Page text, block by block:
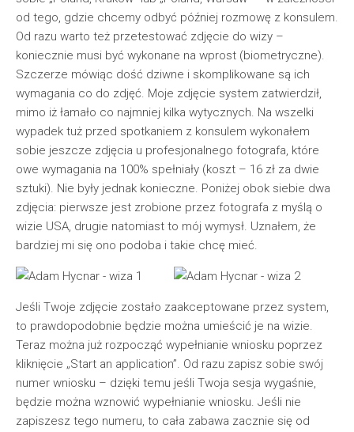
od tego, gdzie chcemy odbyć później rozmowę z konsulem.
Od razu warto też przetestować zdjęcie do wizy –
koniecznie musi być wykonane na wprost (biometryczne).
Szczerze mówiąc dość dziwne i skomplikowane są ich
wymagania co do zdjęć. Moje zdjęcie system zatwierdził,
mimo iż łamało co najmniej kilka wytycznych. Na wszelki
wypadek tuż przed spotkaniem z konsulem wykonałem
sobie jeszcze zdjęcia u profesjonalnego fotografa, które
owe wymagania na 100% spełniały (koszt – 16 zł za dwie
sztuki). Nie były jednak konieczne. Poniżej obok siebie dwa
zdjęcia: pierwsze jest zrobione przez fotografa z myślą o
wizie USA, drugie natomiast to mój wymysł. Uznałem, że
bardziej mi się ono podoba i takie chcę mieć.
Jeśli Twoje zdjęcie zostało zaakceptowane przez system,
to prawdopodobnie będzie można umieścić je na wizie.
Teraz można już rozpocząć wypełnianie wniosku poprzez
kliknięcie „Start an application”. Od razu zapisz sobie swój
numer wniosku – dzięki temu jeśli Twoja sesja wygaśnie,
będzie można wznowić wypełnianie wniosku. Jeśli nie
zapiszesz tego numeru, to cała zabawa zacznie się od